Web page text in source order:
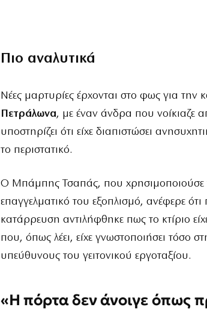
Πιο αναλυτικά
Νέες μαρτυρίες έρχονται στο φως για την
Πετράλωνα, με έναν άνδρα που νοίκιαζε
υποστηρίζει ότι είχε διαπιστώσει
το περιστατικό.
Ο Μπάμπης Τσαπάς, που χρησιμοποιούσε
επαγγελματικό του εξοπλισμό, ανέφερε
κατάρρευση αντιλήφθηκε πως το κτίριο
που, όπως λέει, είχε γνωστοποιήσει τόσο
υπεύθυνους του γειτονικού εργοταξίου.
«Η πόρτα δεν άνοιγε όπως